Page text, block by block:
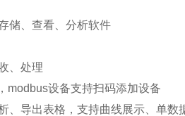
、查看、分析软件
、处理
设备支持扫码添加设备
导出表格，支持曲线展示、单数